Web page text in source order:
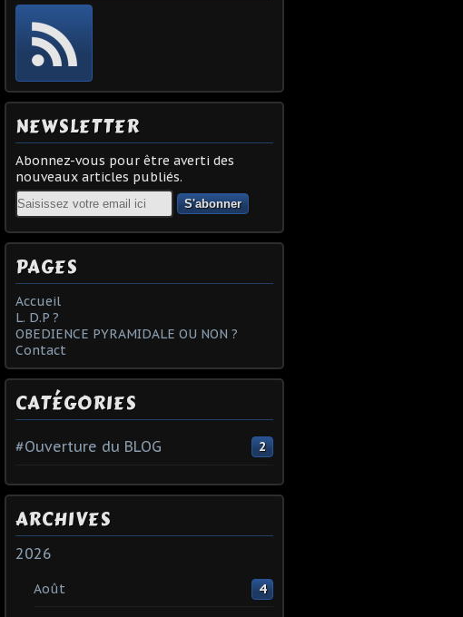
NEWSLETTER
Abonnez-vous pour être averti des
nouveaux articles publiés.
Email
PAGES
Accueil
L. D.P ?
OBEDIENCE PYRAMIDALE OU NON ?
Contact
CATÉGORIES
#Ouverture du BLOG 2
ARCHIVES
2026
Août 4